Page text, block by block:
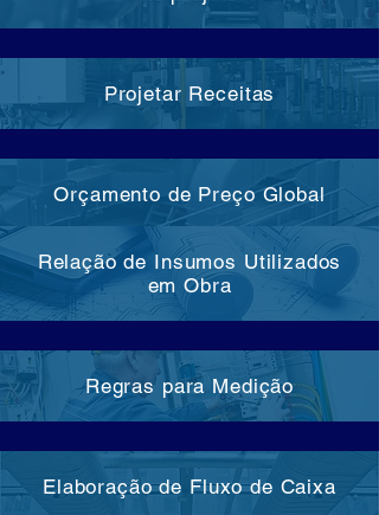
Projetar Receitas
Orçamento de Preço Global
Relação de Insumos Utilizados
em Obra
Regras para Medição
Elaboração de Fluxo de Caixa